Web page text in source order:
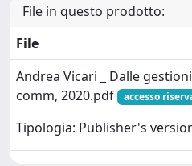
File in questo prodotto:
File
Andrea Vicari _ Dalle
comm, 2020.pdf
accesso
Tipologia: Publisher's